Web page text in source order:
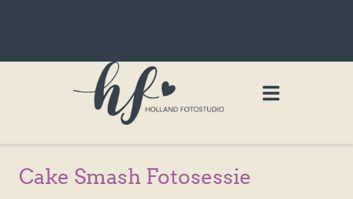
Cake Smash Fotosessie